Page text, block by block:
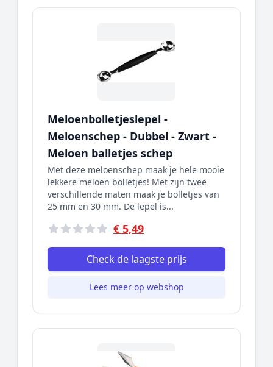
Meloenbolletjeslepel -
Meloenschep - Dubbel - Zwart -
Meloen balletjes schep
Met deze meloenschep maak je hele mooie
lekkere meloen bolletjes! Met zijn twee
verschillende maten maak je bolletjes van
25 mm en 30 mm. De lepel is...
€ 5,49
Check de laagste prijs
Lees meer op webshop